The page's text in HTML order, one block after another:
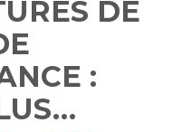
DE
: